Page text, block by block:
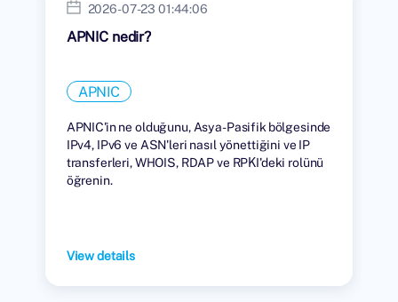
2026-07-23 01:44:06
APNIC nedir?
APNIC
APNIC'in ne olduğunu, Asya-Pasifik bölgesinde
IPv4, IPv6 ve ASN'leri nasıl yönettiğini ve IP
transferleri, WHOIS, RDAP ve RPKI'deki rolünü
öğrenin.
View details